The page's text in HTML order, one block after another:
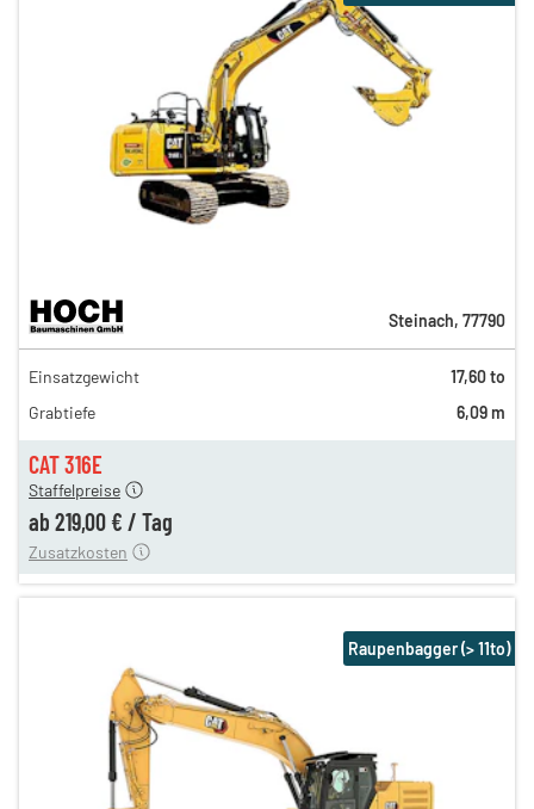
CAT 316E
378,00 €
314,00 €
263,00 €
Staffelpreise
ab 219,00 € / Tag
12,00 €
Zusatzkosten
Steinach, 77790
Einsatzgewicht
17,60 to
Grabtiefe
6,09 m
Raupenbagger (> 11to)